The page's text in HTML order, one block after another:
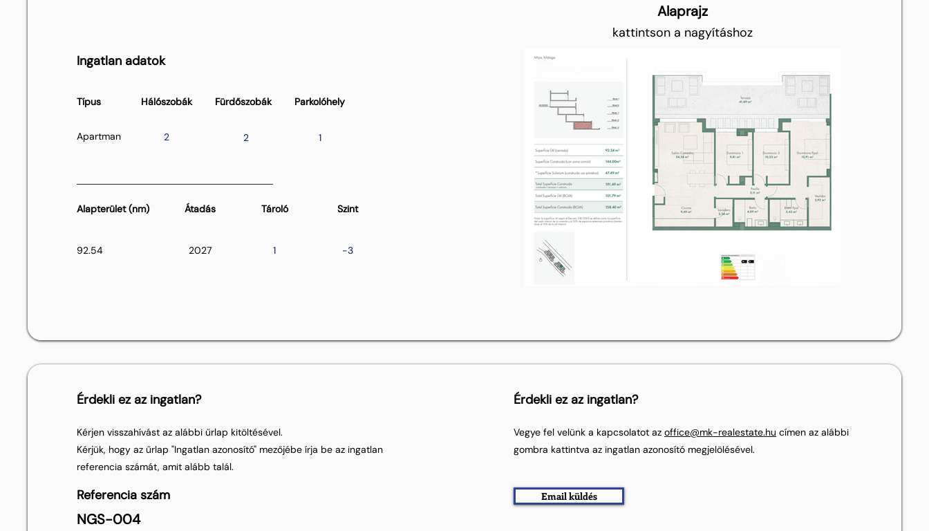
Ingatlan adatok
Típus Hálószobák
Apartman 2
Fürdőszobák
2
Parkolóhely
1
Alapterület (nm) Átadás Tároló
92.54 2027 1
Szint
-3
Alaprajz
kattintson a nagyításhoz
Érdekli ez az ingatlan?
Kérjen visszahívást az alábbi űrlap kitöltésével.
Kérjük, hogy az űrlap "Ingatlan azonosító" mezőjébe írja be az ingatlan
referencia számát, amit alább talál.
Referencia szám
NGS-004
Érdekli ez az ingatlan?
Vegye fel velünk a kapcsolatot az office@mk-realestate.hu címen az alábbi
gombra kattintva az ingatlan azonosító megjelölésével.
Email küldés